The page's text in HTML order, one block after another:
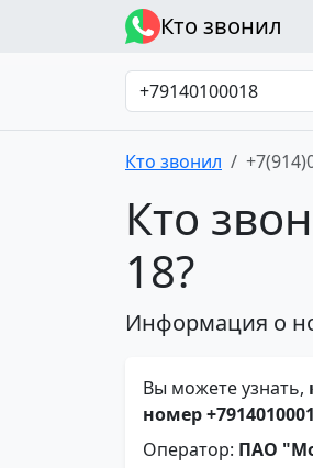
Кто звонил
Кто звонил
Кто
18?
Информация о
Вы можете узнать,
номер
Оператор: ПАО